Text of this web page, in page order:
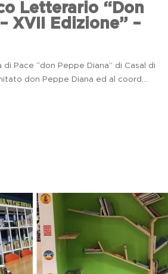
Letterario “Don
XVII Edizione” –
Pace “don Peppe Diana” di Casal di
don Peppe Diana ed al coord...